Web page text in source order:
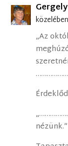
közelében
„Az
nézünk.”